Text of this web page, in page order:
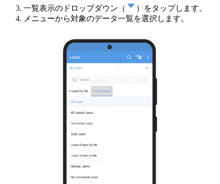
一覧表示のドロップダウン（
）をタップします。
メニューから対象のデータ一覧を選択します。